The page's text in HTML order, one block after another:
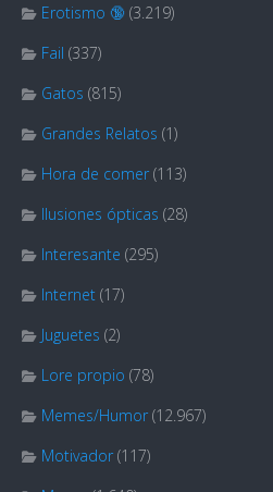
Erotismo 🔞 (3.219)
Fail (337)
Gatos (815)
Grandes Relatos (1)
Hora de comer (113)
Ilusiones ópticas (28)
Interesante (295)
Internet (17)
Juguetes (2)
Lore propio (78)
Memes/Humor (12.967)
Motivador (117)